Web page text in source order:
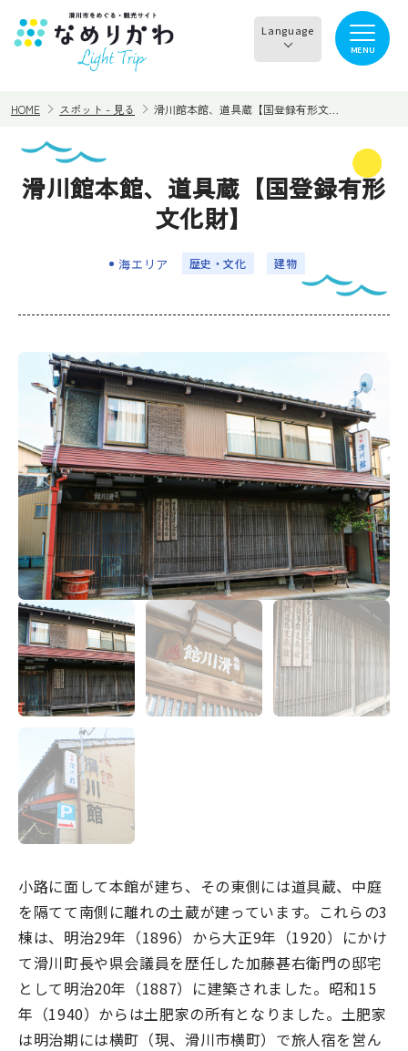
Language
한국어
简体中文
MENU
見る 食べる
イベント情報 なめりかわめぐり
レンタサイクル 滑川から○○へ！サイク
リングコース
宿場町を歩こう！なめり
かわ宿場回廊
HOME
お知らせ
なめりかワット？
滑川ってどんなところ？
写真で見るなめりかわ
滑川とホタルイカ
なめりかわ"達人"名鑑
デジタルパンフレット
アクセス
なめりかわ観光パートナー
会員入会案内
会員紹介
お問い合わせ
滑川市観光協会について
HOME スポット - 見る 滑川館本館、道具蔵【国登録有形文…
滑川館本館、道具蔵【国登録有形
文化財】
海エリア 歴史・文化 建物
小路に面して本館が建ち、その東側には道具蔵、中庭
を隔てて南側に離れの土蔵が建っています。これらの3
棟は、明治29年（1896）から大正9年（1920）にかけ
て滑川町長や県会議員を歴任した加藤甚右衛門の邸宅
として明治20年（1887）に建築されました。昭和15
年（1940）からは土肥家の所有となりました。土肥家
は明治期には横町（現、滑川市横町）で旅人宿を営ん